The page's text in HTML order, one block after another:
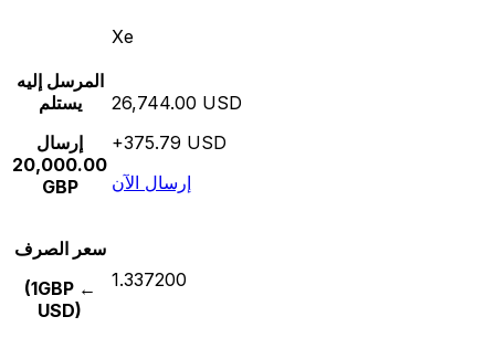
Xe
المرسل إليه
يستلم
إرسال
20,000.00
GBP
26,744.00 USD
+375.79 USD
إرسال الآن
سعر الصرف
(1GBP ←
USD)
1.337200